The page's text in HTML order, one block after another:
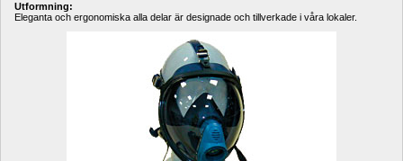
Utformning:
Eleganta och ergonomiska alla delar är designade och tillverkade i våra lokaler.